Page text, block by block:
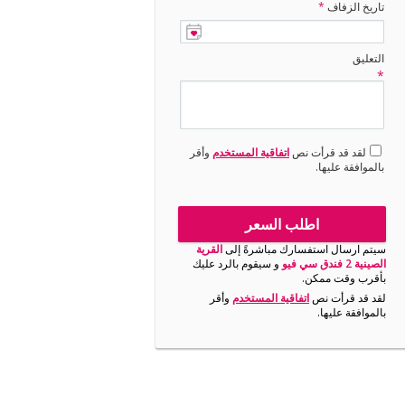
تاريخ الزفاف *
التعليق
*
لقد قد قرأت نصاتفاقية المستخدم وأقر
بالموافقة عليها.
اطلب السعر
سيتم ارسال استفسارك مباشرةً إلىالقرية
الصينية 2 فندق سي فيو
و سيقوم بالرد عليك
بأقرب وقت ممكن.
لقد قد قرأت نصاتفاقية المستخدم وأقر
بالموافقة عليها.